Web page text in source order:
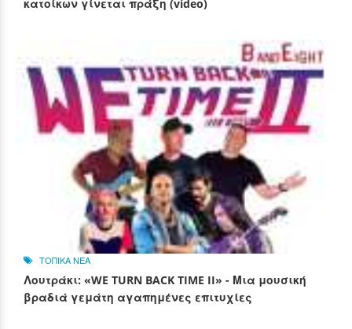
κατοίκων γίνεται πράξη (video)
ΤΟΠΙΚΑ ΝΕΑ
Λουτράκι: «WE TURN BACK TIME II» - Μια μουσική
βραδιά γεμάτη αγαπημένες επιτυχίες